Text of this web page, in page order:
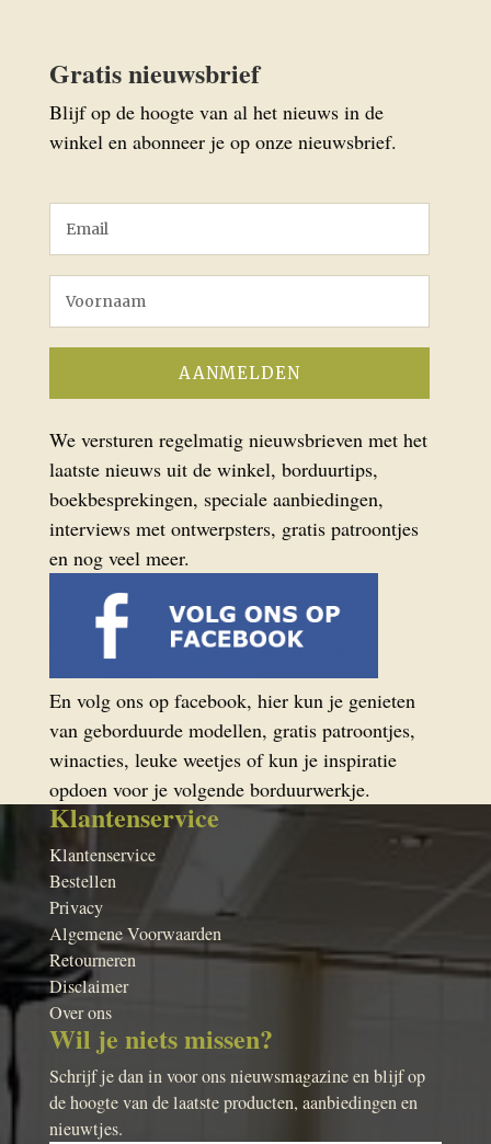
Gratis nieuwsbrief
Blijf op de hoogte van al het nieuws in de
winkel en abonneer je op onze nieuwsbrief.
We versturen regelmatig nieuwsbrieven met het
laatste nieuws uit de winkel, borduurtips,
boekbesprekingen, speciale aanbiedingen,
interviews met ontwerpsters, gratis patroontjes
en nog veel meer.
En volg ons op facebook, hier kun je genieten
van geborduurde modellen, gratis patroontjes,
winacties, leuke weetjes of kun je inspiratie
opdoen voor je volgende borduurwerkje.
Klantenservice
Klantenservice
Bestellen
Privacy
Algemene Voorwaarden
Retourneren
Disclaimer
Over ons
Wil je niets missen?
Schrijf je dan in voor ons nieuwsmagazine en blijf op
de hoogte van de laatste producten, aanbiedingen en
nieuwtjes.